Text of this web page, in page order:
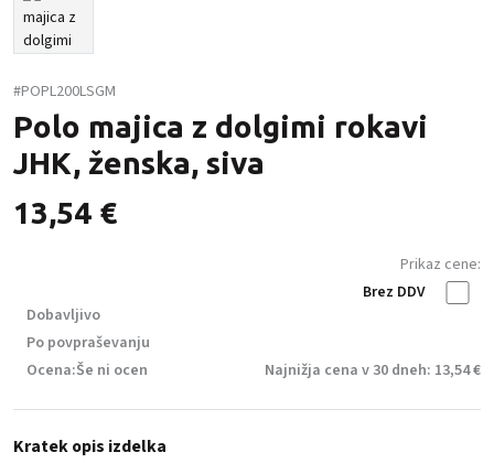
#POPL200LSGM
Polo majica z dolgimi rokavi
JHK, ženska, siva
13,54 €
Prikaz cene:
Brez DDV
Dobavljivo
Po povpraševanju
Ocena:Še ni ocen Najnižja cena v 30 dneh: 13,54 €
Kratek opis izdelka